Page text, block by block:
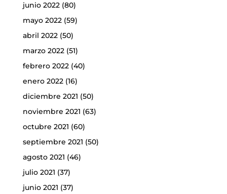
junio 2022(80)
mayo 2022(59)
abril 2022(50)
marzo 2022(51)
febrero 2022(40)
enero 2022(16)
diciembre 2021 (50)
noviembre 2021 (63)
octubre 2021 (60)
septiembre 2021 (50)
agosto 2021 (46)
julio 2021 (37)
junio 2021 (37)